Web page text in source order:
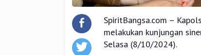
SpiritBangsa.com –
melakukan kunjungan
Selasa (8/10/2024).